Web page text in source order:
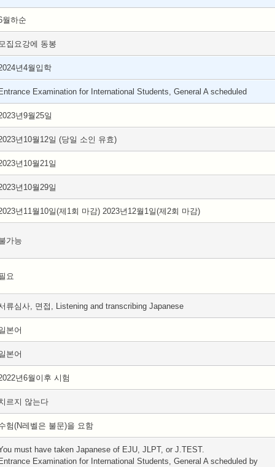
월하순
집요강에 동봉
년4월입학
Examination for International Students, General A scheduled
년9월25일
년10월12일 (당일 소인 유효)
년10월21일
년10월29일
년11월10일(제1회 마감) 2023년12월1일(제2회 마감)
가능
요
류심사, 면접, Listening and transcribing Japanese
본어
본어
년6월이후 시험
르지 않는다
험(N레벨은 불문)을 요함
must have taken Japanese of EJU, JLPT, or J.TEST.
Examination for International Students, General A scheduled by